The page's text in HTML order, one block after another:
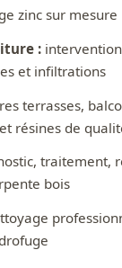
zinc sur mesure
:
et infiltrations
terrasses,
résines de
traitement,
bois